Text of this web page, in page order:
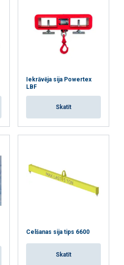
Iekrāvēja sija Powertex
LBF
Skatīt
Celšanas sija tips 6600
Skatīt